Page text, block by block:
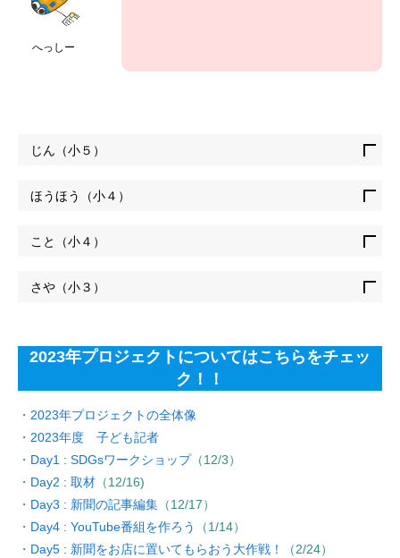
へっしー
じん（小５）
ほうほう（小４）
こと（小４）
さや（小３）
2023年プロジェクトについてはこちらをチェッ
ク！！
・ 2023年プロジェクトの全体像
・ 2023年度 子ども記者
・ Day1 : SDGsワークショップ（12/3）
・ Day2 : 取材 （12/16)
・ Day3 : 新聞の記事編集 （12/17）
・ Day4 : YouTube番組を作ろう
（1/14）
・ Day5 : 新聞をお店に置いてもらおう大作戦！ （2/24）